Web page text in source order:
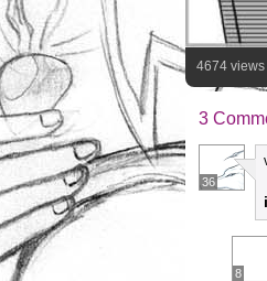
4674 views
3
36
8